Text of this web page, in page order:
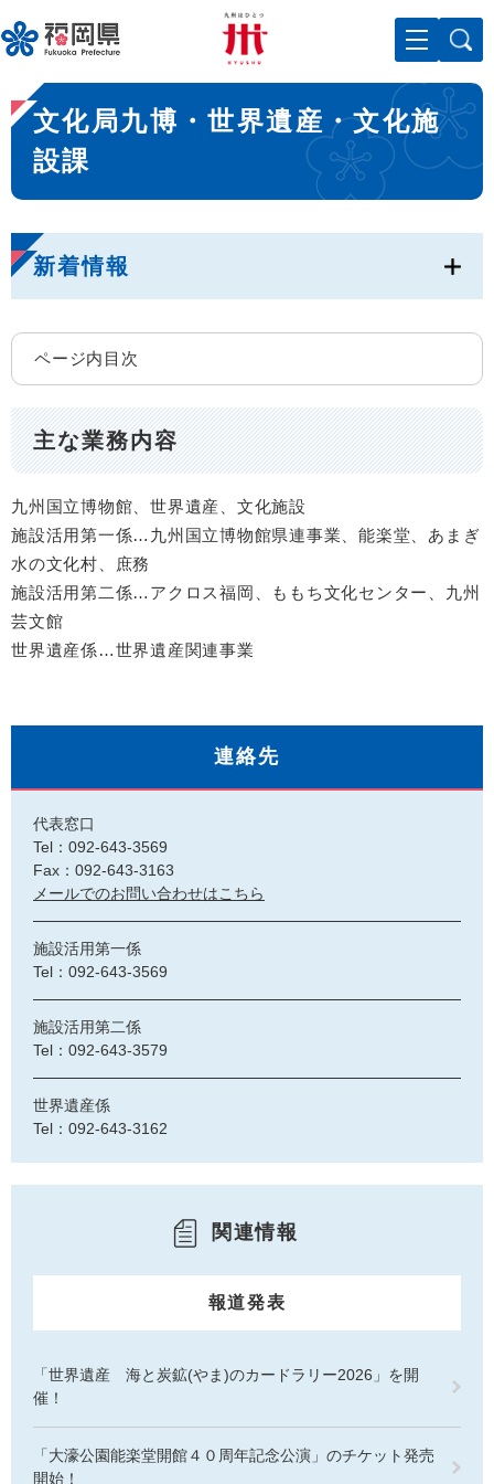
ー
ジ
先
頭
。
メニューを飛ばして本文へ
本
文
文化局九博・世界遺産・文化施
設課
新着情報
ページ内目次
主な業務内容
九州国立博物館、世界遺産、文化施設
施設活用第一係…九州国立博物館県連事業、能楽堂、あまぎ
水の文化村、庶務
施設活用第二係…アクロス福岡、ももち文化センター、九州
芸文館
世界遺産係…世界遺産関連事業
連絡先
代表窓口
Tel：092-643-3569
Fax：092-643-3163
メールでのお問い合わせはこちら
施設活用第一係
Tel：092-643-3569
施設活用第二係
Tel：092-643-3579
世界遺産係
Tel：092-643-3162
関連情報
報道発表
「世界遺産 海と炭鉱(やま)のカードラリー2026」を開
催！
「大濠公園能楽堂開館４０周年記念公演」のチケット発売
開始！